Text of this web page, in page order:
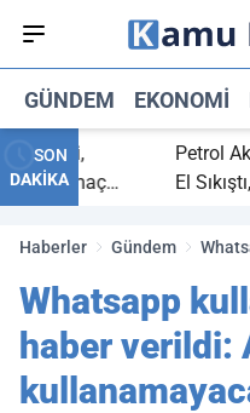
GÜNDEM EKONOMI
SON
DAKİKA
bitti,
maç
Petrol
El Sıkıştı,
Haberler Gündem
Sona
Whatsapp
haber verildi: